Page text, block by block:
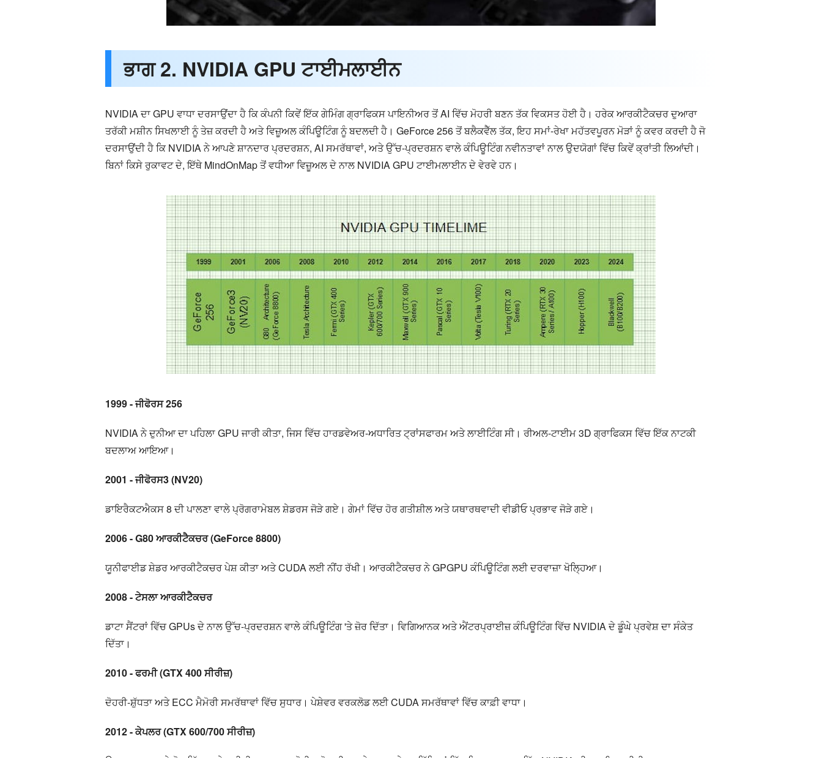
ਭਾਗ 2. NVIDIA GPU ਟਾਈਮਲਾਈਨ
NVIDIA ਦਾ GPU ਵਾਧਾ ਦਰਸਾਉਂਦਾ ਹੈ ਕਿ ਕੰਪਨੀ ਕਿਵੇਂ ਇੱਕ ਗੇਮਿੰਗ ਗ੍ਰਾਫਿਕਸ ਪਾਇਨੀਅਰ ਤੋਂ AI ਵਿੱਚ ਮੋਹਰੀ ਬਣਨ ਤੱਕ ਵਿਕਸਤ ਹੋਈ ਹੈ। ਹਰੇਕ ਆਰਕੀਟੈਕਚਰ ਦੁਆਰਾ
ਤਰੱਕੀ ਮਸ਼ੀਨ ਸਿਖਲਾਈ ਨੂੰ ਤੇਜ਼ ਕਰਦੀ ਹੈ ਅਤੇ ਵਿਜ਼ੂਅਲ ਕੰਪਿਊਟਿੰਗ ਨੂੰ ਬਦਲਦੀ ਹੈ। GeForce 256 ਤੋਂ ਬਲੈਕਵੈੱਲ ਤੱਕ, ਇਹ ਸਮਾਂ-ਰੇਖਾ ਮਹੱਤਵਪੂਰਨ ਮੋੜਾਂ ਨੂੰ ਕਵਰ ਕਰਦੀ ਹੈ ਜੋ
ਦਰਸਾਉਂਦੀ ਹੈ ਕਿ NVIDIA ਨੇ ਆਪਣੇ ਸ਼ਾਨਦਾਰ ਪ੍ਰਦਰਸ਼ਨ, AI ਸਮਰੱਥਾਵਾਂ, ਅਤੇ ਉੱਚ-ਪ੍ਰਦਰਸ਼ਨ ਵਾਲੇ ਕੰਪਿਊਟਿੰਗ ਨਵੀਨਤਾਵਾਂ ਨਾਲ ਉਦਯੋਗਾਂ ਵਿੱਚ ਕਿਵੇਂ ਕ੍ਰਾਂਤੀ ਲਿਆਂਦੀ।
ਬਿਨਾਂ ਕਿਸੇ ਰੁਕਾਵਟ ਦੇ, ਇੱਥੇ MindOnMap ਤੋਂ ਵਧੀਆ ਵਿਜ਼ੂਅਲ ਦੇ ਨਾਲ NVIDIA GPU ਟਾਈਮਲਾਈਨ ਦੇ ਵੇਰਵੇ ਹਨ।
1999 - ਜੀਫੋਰਸ 256
NVIDIA ਨੇ ਦੁਨੀਆ ਦਾ ਪਹਿਲਾ GPU ਜਾਰੀ ਕੀਤਾ, ਜਿਸ ਵਿੱਚ ਹਾਰਡਵੇਅਰ-ਅਧਾਰਿਤ ਟ੍ਰਾਂਸਫਾਰਮ ਅਤੇ ਲਾਈਟਿੰਗ ਸੀ। ਰੀਅਲ-ਟਾਈਮ 3D ਗ੍ਰਾਫਿਕਸ ਵਿੱਚ ਇੱਕ ਨਾਟਕੀ
ਬਦਲਾਅ ਆਇਆ।
2001 - ਜੀਫੋਰਸ3 (NV20)
ਡਾਇਰੈਕਟਐਕਸ 8 ਦੀ ਪਾਲਣਾ ਵਾਲੇ ਪ੍ਰੋਗਰਾਮੇਬਲ ਸ਼ੇਡਰਸ ਜੋੜੇ ਗਏ। ਗੇਮਾਂ ਵਿੱਚ ਹੋਰ ਗਤੀਸ਼ੀਲ ਅਤੇ ਯਥਾਰਥਵਾਦੀ ਵੀਡੀਓ ਪ੍ਰਭਾਵ ਜੋੜੇ ਗਏ।
2006 - G80 ਆਰਕੀਟੈਕਚਰ (GeForce 8800)
ਯੂਨੀਫਾਈਡ ਸ਼ੇਡਰ ਆਰਕੀਟੈਕਚਰ ਪੇਸ਼ ਕੀਤਾ ਅਤੇ CUDA ਲਈ ਨੀਂਹ ਰੱਖੀ। ਆਰਕੀਟੈਕਚਰ ਨੇ GPGPU ਕੰਪਿਊਟਿੰਗ ਲਈ ਦਰਵਾਜ਼ਾ ਖੋਲ੍ਹਿਆ।
2008 - ਟੇਸਲਾ ਆਰਕੀਟੈਕਚਰ
ਡਾਟਾ ਸੈਂਟਰਾਂ ਵਿੱਚ GPUs ਦੇ ਨਾਲ ਉੱਚ-ਪ੍ਰਦਰਸ਼ਨ ਵਾਲੇ ਕੰਪਿਊਟਿੰਗ 'ਤੇ ਜ਼ੋਰ ਦਿੱਤਾ। ਵਿਗਿਆਨਕ ਅਤੇ ਐਂਟਰਪ੍ਰਾਈਜ਼ ਕੰਪਿਊਟਿੰਗ ਵਿੱਚ NVIDIA ਦੇ ਡੂੰਘੇ ਪ੍ਰਵੇਸ਼ ਦਾ ਸੰਕੇਤ
ਦਿੱਤਾ।
2010 - ਫਰਮੀ (GTX 400 ਸੀਰੀਜ਼)
ਦੋਹਰੀ-ਸ਼ੁੱਧਤਾ ਅਤੇ ECC ਮੈਮੋਰੀ ਸਮਰੱਥਾਵਾਂ ਵਿੱਚ ਸੁਧਾਰ। ਪੇਸ਼ੇਵਰ ਵਰਕਲੋਡ ਲਈ CUDA ਸਮਰੱਥਾਵਾਂ ਵਿੱਚ ਕਾਫ਼ੀ ਵਾਧਾ।
2012 - ਕੇਪਲਰ (GTX 600/700 ਸੀਰੀਜ਼)